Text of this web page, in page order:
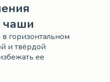
чаши
горизонтальном
и твёрдой
ее